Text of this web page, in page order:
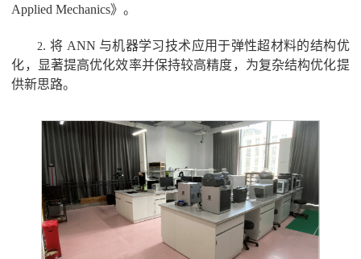
Applied Mechanics》。
2. 将 ANN 与机器学习技术应用于弹性超材料的结构优
化，显著提高优化效率并保持较高精度，为复杂结构优化提
供新思路。